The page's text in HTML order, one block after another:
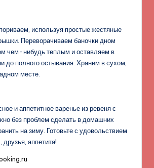
используя простые жестяные
Переворачиваем баночки дном
чем-нибудь теплым и оставляем в
до полного остывания. Храним в сухом,
месте.
и аппетитное варенье из ревеня с
без проблем сделать в домашних
на зиму. Готовьте с удовольствием
друзья, аппетита!